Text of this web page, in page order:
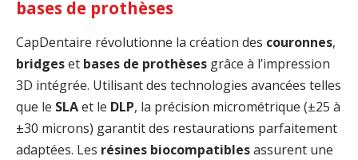
bases de prothèses
CapDentaire révolutionne la création des couronnes,
bridgeset bases de prothèses grâce à l’impression
3D intégrée. Utilisant des technologies avancées telles
que le SLAet le DLP, la précision micrométrique (±25 à
±30 microns) garantit des restaurations parfaitement
adaptées. Les résines biocompatiblesassurent une